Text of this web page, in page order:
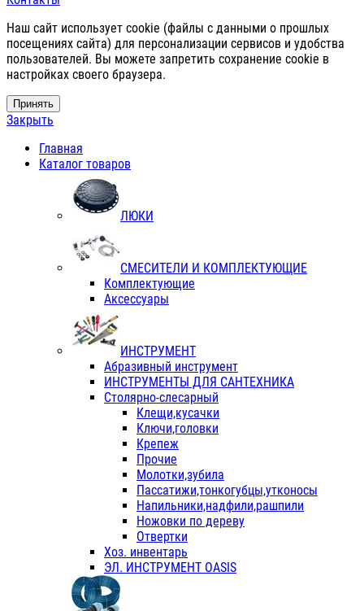
Наш сайт использует cookie (файлы с данными о прошлых
посещениях сайта) для персонализации сервисов и удобства
пользователей. Вы можете запретить сохранение cookie в
настройках своего браузера.
Принять
Закрыть
Главная
Каталог товаров
ЛЮКИ
СМЕСИТЕЛИ И КОМПЛЕКТУЮЩИЕ
Комплектующие
Аксессуары
ИНСТРУМЕНТ
Абразивный инструмент
ИНСТРУМЕНТЫ ДЛЯ САНТЕХНИКА
Столярно-слесарный
Клещи,кусачки
Ключи,головки
Крепеж
Прочие
Молотки,зубила
Пассатижи,тонкогубцы,утконосы
Напильники,надфили,рашпили
Ножовки по дереву
Отвертки
Хоз. инвентарь
ЭЛ. ИНСТРУМЕНТ OASIS